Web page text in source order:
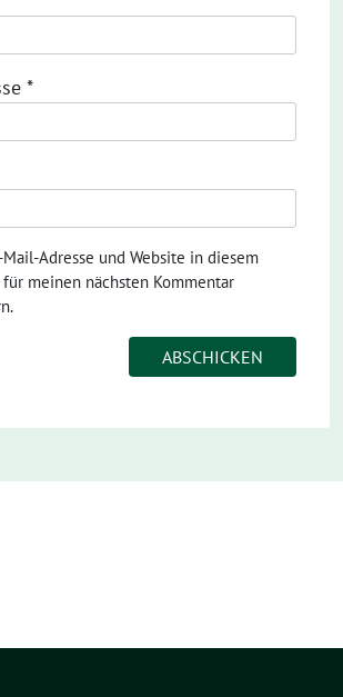
*
Mail-Adresse und Website in diesem
meinen nächsten Kommentar